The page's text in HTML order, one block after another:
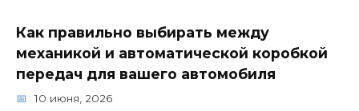
Как правильно выбирать между
механикой и автоматической коробкой
передач для вашего автомобиля
10 июня, 2026